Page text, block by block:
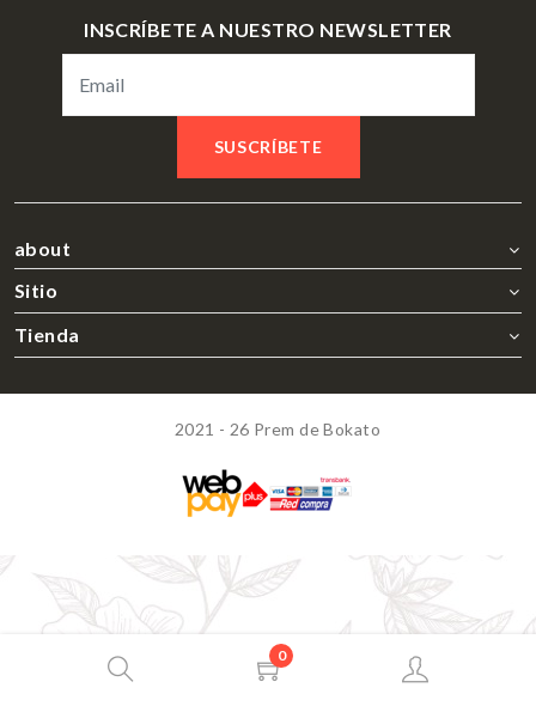
0
INSCRÍBETE A NUESTRO NEWSLETTER
SUSCRÍBETE
about
Sitio
Tienda
2021 - 26 Prem de Bokato